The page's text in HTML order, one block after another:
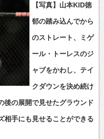
【写真】山本KID徳
郁の踏み込んでから
のストレート、ミゲ
ール・トーレスのジ
ャブをかわし、テイ
クダウンを決め続け
後の展開で見せたグラウンド
相手にも見せることができる